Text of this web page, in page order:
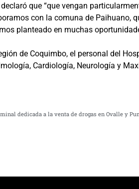
que “que vengan
con la comuna de Paihuano,
planteado en muchas
de Coquimbo, el personal del
Cardiología, Neurología y
dedicada a la venta de drogas en Ovalle y